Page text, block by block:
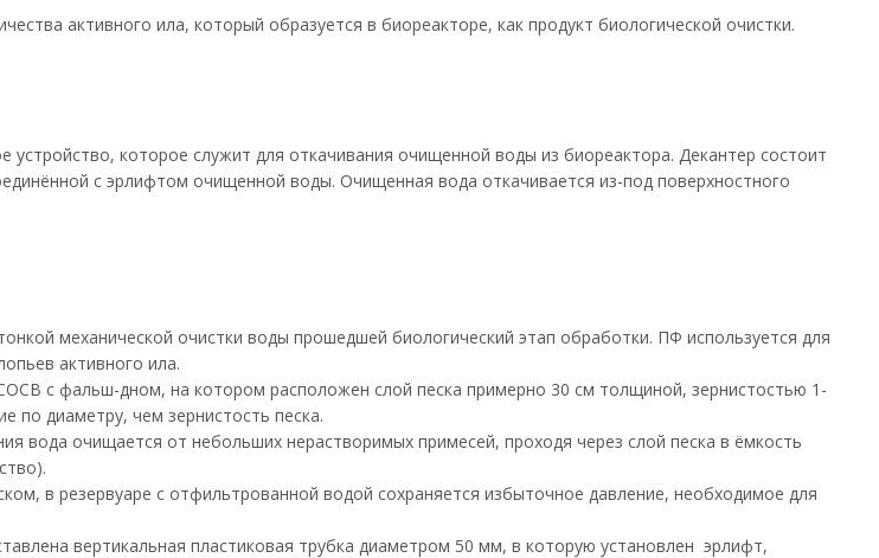
активного ила, который образуется в биореакторе, как продукт биологической очистки.
устройство, которое служит для откачивания очищенной воды из биореактора. Декантер состоит
с эрлифтом очищенной воды. Очищенная вода откачивается из-под поверхностного
механической очистки воды прошедшей биологический этап обработки. ПФ используется для
активного ила.
с фальш-дном, на котором расположен слой песка примерно 30 см толщиной, зернистостью 1-
диаметру, чем зернистость песка.
вода очищается от небольших нерастворимых примесей, проходя через слой песка в ёмкость
в резервуаре с отфильтрованной водой сохраняется избыточное давление, необходимое для
вертикальная пластиковая трубка диаметром 50 мм, в которую установлен эрлифт,